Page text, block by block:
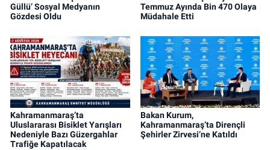
Güllü’ Sosyal Medyanın
Gözdesi Oldu
Temmuz Ayında Bin 470 Olaya
Müdahale Etti
Kahramanmaraş’ta
Uluslararası Bisiklet Yarışları
Nedeniyle Bazı Güzergahlar
Trafiğe Kapatılacak
Bakan Kurum,
Kahramanmaraş’ta Dirençli
Şehirler Zirvesi’ne Katıldı